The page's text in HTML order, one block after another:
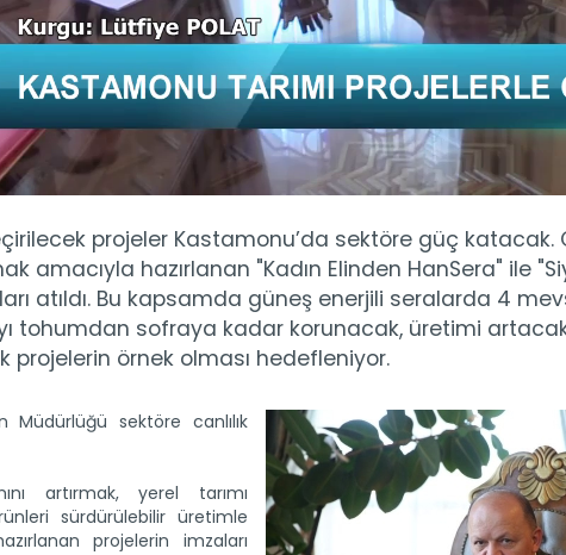
projeler Kastamonu’da sektöre güç katacak.
amacıyla hazırlanan "Kadın Elinden HanSera" ile
atıldı. Bu kapsamda güneş enerjili seralarda 4
tohumdan sofraya kadar korunacak, üretimi
örnek olması hedefleniyor.
sektöre canlılık
artırmak, yerel tarımı
sürdürülebilir üretimle
projelerin imzaları